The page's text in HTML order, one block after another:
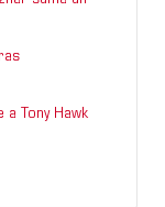
a Tony Hawk